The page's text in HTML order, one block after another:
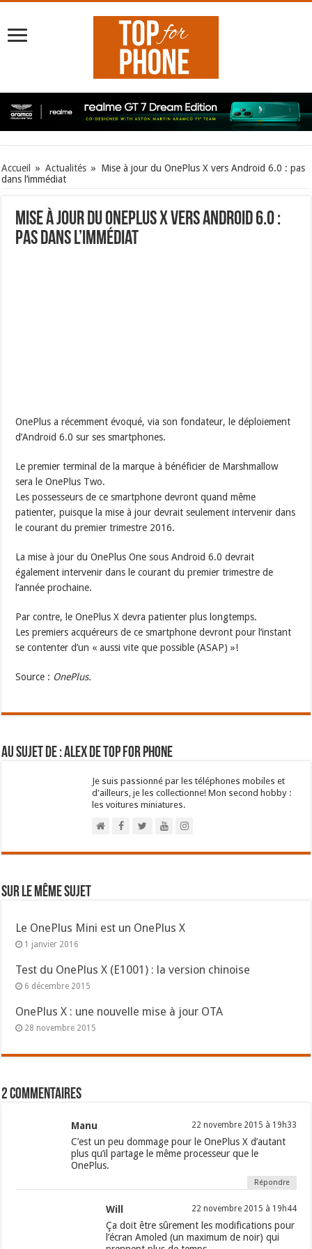
Accueil » Actualités » Mise à jour du OnePlus X vers Android 6.0 : pas
dans l’immédiat
Mise à jour du OnePlus X vers Android 6.0 :
pas dans l’immédiat
OnePlus a récemment évoqué, via son fondateur, le déploiement
d’Android 6.0 sur ses smartphones.
Le premier terminal de la marque à bénéficier de Marshmallow
sera le OnePlus Two.
Les possesseurs de ce smartphone devront quand même
patienter, puisque la mise à jour devrait seulement intervenir dans
le courant du premier trimestre 2016.
La mise à jour du OnePlus One sous Android 6.0 devrait
également intervenir dans le courant du premier trimestre de
l’année prochaine.
Par contre, le OnePlus X devra patienter plus longtemps.
Les premiers acquéreurs de ce smartphone devront pour l’instant
se contenter d’un « aussi vite que possible (ASAP) »!
Source : OnePlus.
Au sujet de : Alex de Top For Phone
Je suis passionné par les téléphones mobiles et
d'ailleurs, je les collectionne! Mon second hobby :
les voitures miniatures.
Sur le même sujet
Le OnePlus Mini est un OnePlus X
1 janvier 2016
Test du OnePlus X (E1001) : la version chinoise
6 décembre 2015
OnePlus X : une nouvelle mise à jour OTA
28 novembre 2015
2 commentaires
Manu 22 novembre 2015 à 19h33
C’est un peu dommage pour le OnePlus X d’autant
plus qu’il partage le même processeur que le
OnePlus.
Répondre
Will 22 novembre 2015 à 19h44
Ça doit être sûrement les modifications pour
l’écran Amoled (un maximum de noir) qui